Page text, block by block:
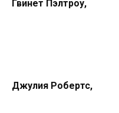
Гвинет Пэлтроу,
Джулия Робертс,